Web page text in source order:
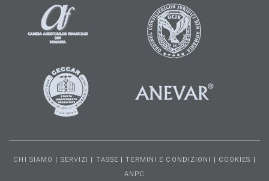
CHI SIAMO | SERVIZI | TASSE |TERMINI E CONDIZIONI | COOKIES |
ANPC